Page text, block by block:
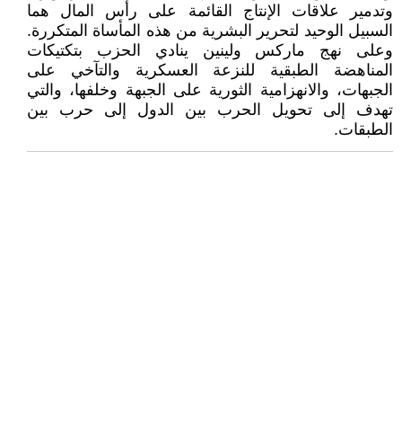
وتدمير علاقات الإنتاج القائمة على رأس المال هما
السبيل الوحيد لتحرير البشرية من هذه المأساة المتكررة.
وعلى نهج ماركس ولينين ينادي الحزب بتكتيكات
المناهضة الطبقية للنزعة العسكرية والتآخي على
الجبهات، والانهزامية الثورية على الجبهة وخلفها، والتي
تهدف إلى تحويل الحرب بين الدول إلى حرب بين
الطبقات.